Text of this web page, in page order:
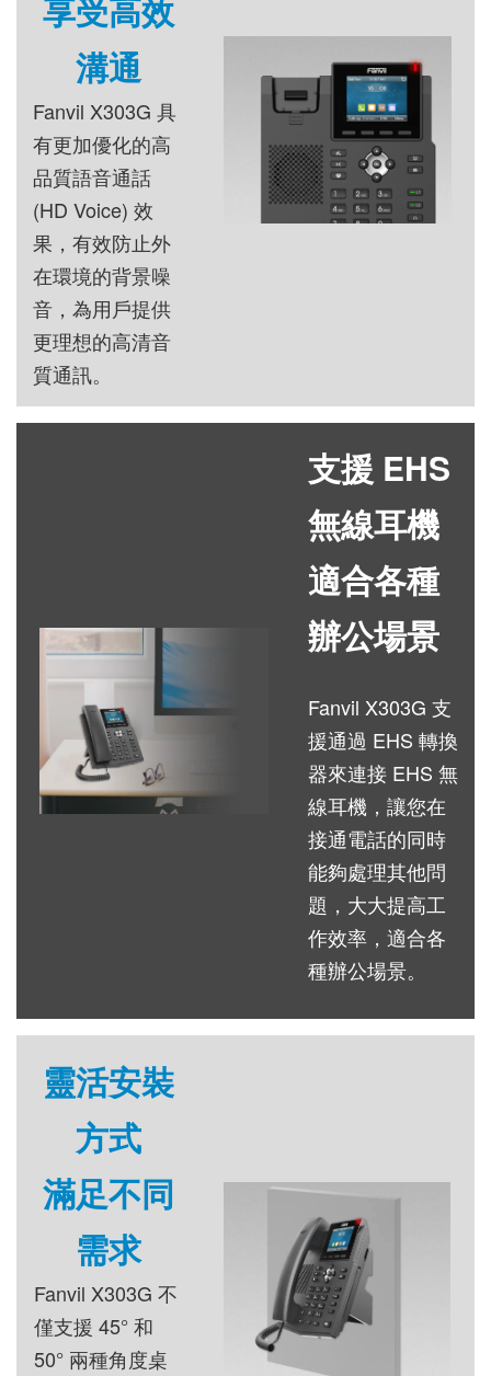
享受高效
溝通
Fanvil X303G 具
有更加優化的高
品質語音通話
(HD Voice) 效
果，有效防止外
在環境的背景噪
音，為用戶提供
更理想的高清音
質通訊。
支援 EHS
無線耳機
適合各種
辦公場景
Fanvil X303G 支
援通過 EHS 轉換
器來連接 EHS 無
線耳機，讓您在
接通電話的同時
能夠處理其他問
題，大大提高工
作效率，適合各
種辦公場景。
靈活安裝
方式
滿足不同
需求
Fanvil X303G 不
僅支援 45° 和
50° 兩種角度桌